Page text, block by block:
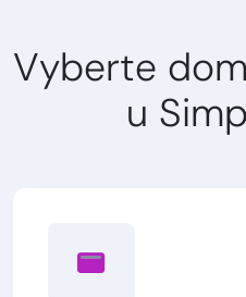
Vyberte
u